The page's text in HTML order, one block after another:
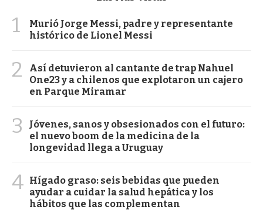
1
Murió Jorge Messi, padre y representante
histórico de Lionel Messi
2
Así detuvieron al cantante de trap Nahuel
One23 y a chilenos que explotaron un cajero
en Parque Miramar
3
Jóvenes, sanos y obsesionados con el futuro:
el nuevo boom de la medicina de la
longevidad llega a Uruguay
4 Hígado graso: seis bebidas que pueden
ayudar a cuidar la salud hepática y los
hábitos que las complementan